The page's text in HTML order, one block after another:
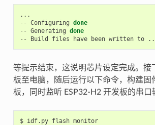
...
-- Configuring done
-- Generating done
--
Build files have been written to
等提示结束，这说明芯片设定完成。接
板至电脑，随后运行以下命令，构建固
板，同时监听 ESP32-H2 开发板的串口
$ idf.py flash monitor